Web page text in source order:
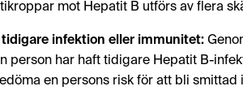
mot Hepatit B utförs av flera
tidigare infektion eller immunitet:
person har haft tidigare Hepatit B-
en persons risk för att bli smittad